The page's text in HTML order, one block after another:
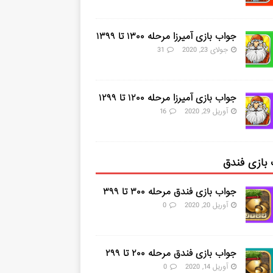
جواب بازی آمیرزا مرحله ۱۳۰۰ تا ۱۳۹۹
جولای 23, 2020 31
جواب بازی آمیرزا مرحله ۱۲۰۰ تا ۱۲۹۹
آوریل 29, 2020 16
فندق
جواب بازی فندق مرحله ۳۰۰ تا ۳۹۹
آوریل 20, 2020 0
جواب بازی فندق مرحله ۲۰۰ تا ۲۹۹
آوریل 14, 2020 0